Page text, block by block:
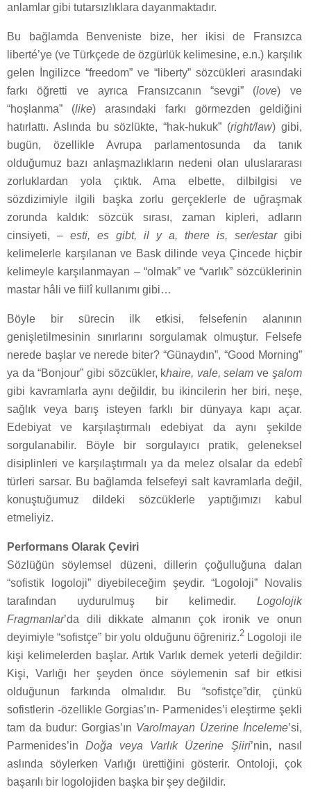
anlamlar gibi tutarsızlıklara dayanmaktadır.
Bu bağlamda Benveniste bize, her ikisi de Fransızca
liberté’ye (ve Türkçede de özgürlük kelimesine, e.n.) karşılık
gelen İngilizce “freedom” ve “liberty” sözcükleri arasındaki
farkı öğretti ve ayrıca Fransızcanın “sevgi” (love) ve
“hoşlanma” (like) arasındaki farkı görmezden geldiğini
hatırlattı. Aslında bu sözlükte, “hak-hukuk” (right/law) gibi,
bugün, özellikle Avrupa parlamentosunda da tanık
olduğumuz bazı anlaşmazlıkların nedeni olan uluslararası
zorluklardan yola çıktık. Ama elbette, dilbilgisi ve
sözdizimiyle ilgili başka zorlu gerçeklerle de uğraşmak
zorunda kaldık: sözcük sırası, zaman kipleri, adların
cinsiyeti, – esti, es gibt, il y a, there is, ser/estargibi
kelimelerle karşılanan ve Bask dilinde veya Çincede hiçbir
kelimeyle karşılanmayan – “olmak” ve “varlık” sözcüklerinin
mastar hâli ve fiilî kullanımı gibi…
Böyle bir sürecin ilk etkisi, felsefenin alanının
genişletilmesinin sınırlarını sorgulamak olmuştur. Felsefe
nerede başlar ve nerede biter? “Günaydın”, “Good Morning”
ya da “Bonjour” gibi sözcükler, khaire, vale, selam ve şalom
gibi kavramlarla aynı değildir, bu ikincilerin her biri, neşe,
sağlık veya barış isteyen farklı bir dünyaya kapı açar.
Edebiyat ve karşılaştırmalı edebiyat da aynı şekilde
sorgulanabilir. Böyle bir sorgulayıcı pratik, geleneksel
disiplinleri ve karşılaştırmalı ya da melez olsalar da edebî
türleri sarsar. Bu bağlamda felsefeyi salt kavramlarla değil,
konuştuğumuz dildeki sözcüklerle yaptığımızı kabul
etmeliyiz.
Performans Olarak Çeviri
Sözlüğün söylemsel düzeni, dillerin çoğulluğuna dalan
“sofistik logoloji” diyebileceğim şeydir. “Logoloji” Novalis
tarafından uydurulmuş bir kelimedir. Logolojik
Fragmanlar’da dili dikkate almanın çok ironik ve onun
deyimiyle “sofistçe” bir yolu olduğunu öğreniriz.2Logoloji ile
kişi kelimelerden başlar. Artık Varlık demek yeterli değildir:
Kişi, Varlığı her şeyden önce söylemenin saf bir etkisi
olduğunun farkında olmalıdır. Bu “sofistçe”dir, çünkü
sofistlerin -özellikle Gorgias’ın- Parmenides’i eleştirme şekli
tam da budur: Gorgias’ın Varolmayan Üzerine İnceleme’si,
Parmenides’inDoğa veya Varlık Üzerine Şiiri’nin, nasıl
aslında söylerken Varlığı ürettiğini gösterir. Ontoloji, çok
başarılı bir logolojiden başka bir şey değildir.